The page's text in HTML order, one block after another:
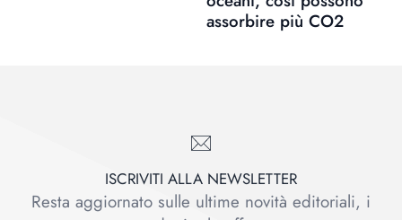
assorbire più CO2
ISCRIVITI ALLA NEWSLETTER
Resta aggiornato sulle ultime novità editoriali, i